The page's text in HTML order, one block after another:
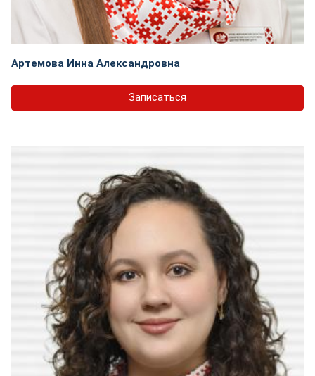
Артемова Инна Александровна
Записаться